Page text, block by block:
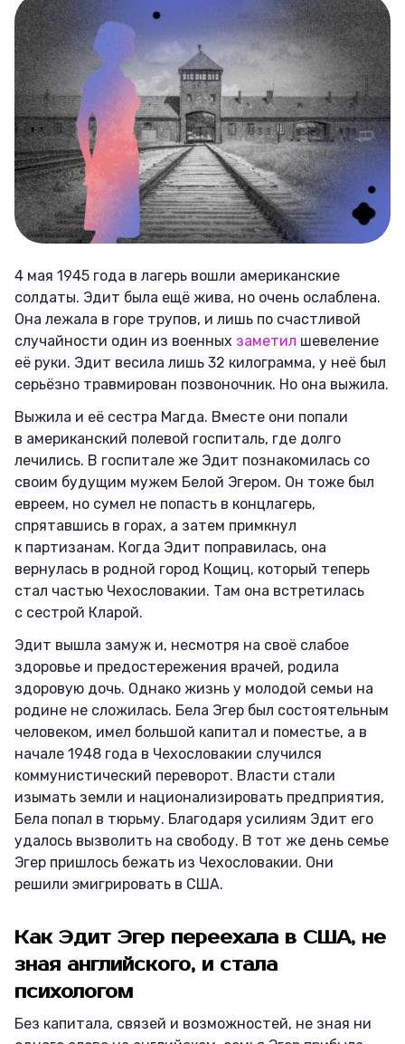
4 мая 1945 года в лагерь вошли американские
солдаты. Эдит была ещё жива, но очень ослаблена.
Она лежала в горе трупов, и лишь по счастливой
случайности один из военных заметил шевеление
её руки. Эдит весила лишь 32 килограмма, у неё был
серьёзно травмирован позвоночник. Но она выжила.
Выжила и её сестра Магда. Вместе они попали
в американский полевой госпиталь, где долго
лечились. В госпитале же Эдит познакомилась со
своим будущим мужем Белой Эгером. Он тоже был
евреем, но сумел не попасть в концлагерь,
спрятавшись в горах, а затем примкнул
к партизанам. Когда Эдит поправилась, она
вернулась в родной город Кощиц, который теперь
стал частью Чехословакии. Там она встретилась
с сестрой Кларой.
Эдит вышла замуж и, несмотря на своё слабое
здоровье и предостережения врачей, родила
здоровую дочь. Однако жизнь у молодой семьи на
родине не сложилась. Бела Эгер был состоятельным
человеком, имел большой капитал и поместье, а в
начале 1948 года в Чехословакии случился
коммунистический переворот. Власти стали
изымать земли и национализировать предприятия,
Бела попал в тюрьму. Благодаря усилиям Эдит его
удалось вызволить на свободу. В тот же день семье
Эгер пришлось бежать из Чехословакии. Они
решили эмигрировать в США.
Как Эдит Эгер переехала в США, не
зная английского, и стала
психологом
Без капитала, связей и возможностей, не зная ни